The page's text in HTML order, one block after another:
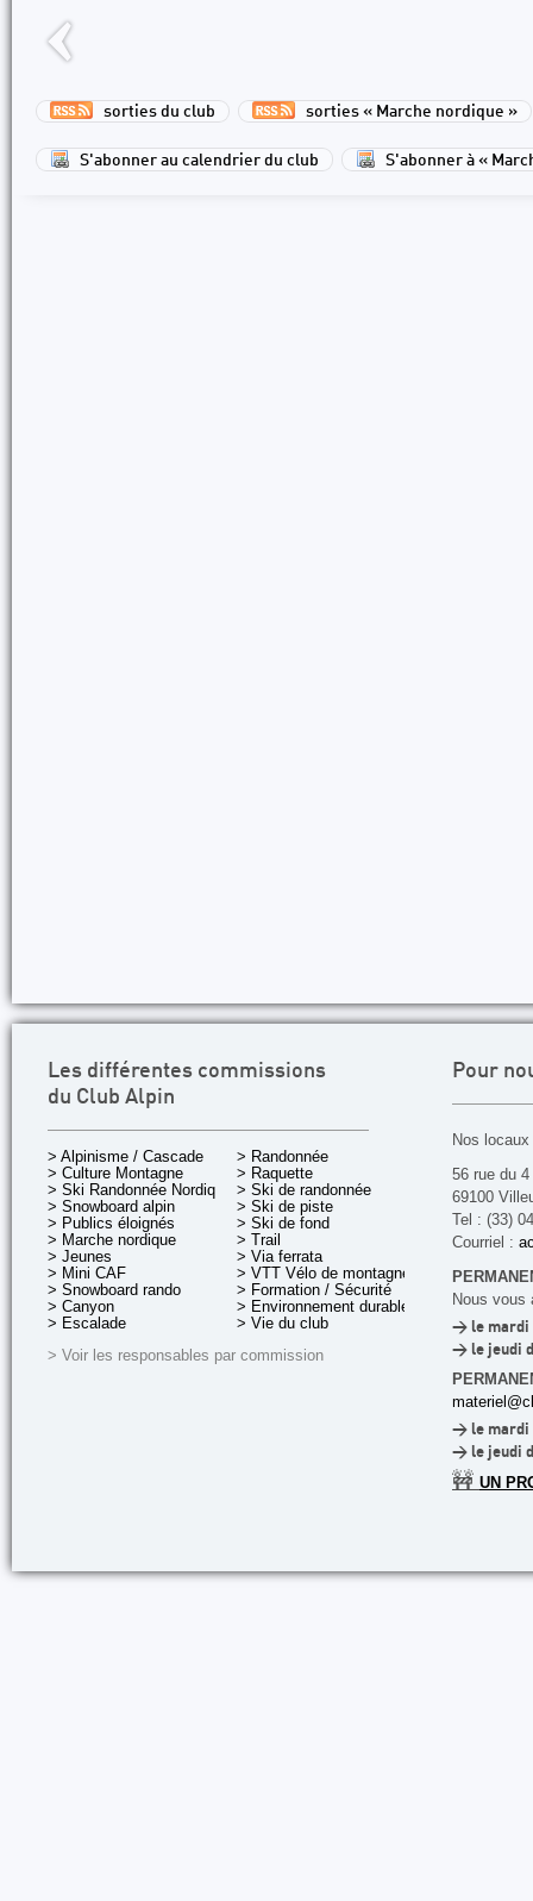
sorties du club sorties « Marche nordique »
S'abonner au calendrier du club S'abonner à «
Les différentes commissions
du Club Alpin
> Alpinisme / Cascade
> Culture Montagne
> Ski Randonnée Nordique
> Snowboard alpin
> Publics éloignés
> Marche nordique
> Jeunes
> Mini CAF
> Snowboard rando
> Canyon
> Escalade
> Randonnée
> Raquette
> Ski de randonnée
> Ski de piste
> Ski de fond
> Trail
> Via ferrata
> VTT Vélo de montagne
> Formation / Sécurité
> Environnement durable
> Vie du club
> Voir les responsables par commission
Pour
Nos
56 rue du
69100
Tel : (33)
Courriel :
Nous vous
> le mardi
> le jeudi
> le mardi
> le jeudi
🚧 UN